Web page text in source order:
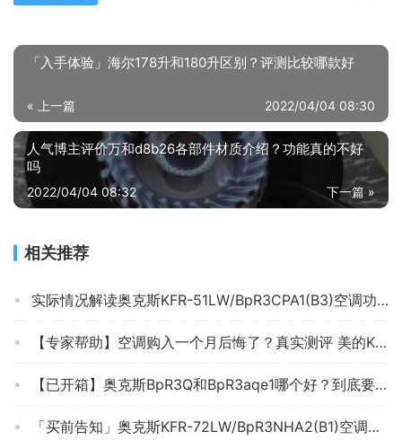
「入手体验」海尔178升和180升区别？评测比较哪款好
« 上一篇 2022/04/04 08:30
人气博主评价万和d8b26各部件材质介绍？功能真的不好
吗
下一篇 »
2022/04/04 08:32
相关推荐
实际情况解读奥克斯KFR-51LW/BpR3CPA1(B3)空调功能评测结果，看看买家怎么样评价的
【专家帮助】空调购入一个月后悔了？真实测评 美的KFR-35GW/N8XHC3 质量怎么样，必看！
【已开箱】奥克斯BpR3Q和BpR3aqe1哪个好？到底要怎么选择
「买前告知」奥克斯KFR-72LW/BpR3NHA2(B1)空调怎么样评测质量值得买吗？